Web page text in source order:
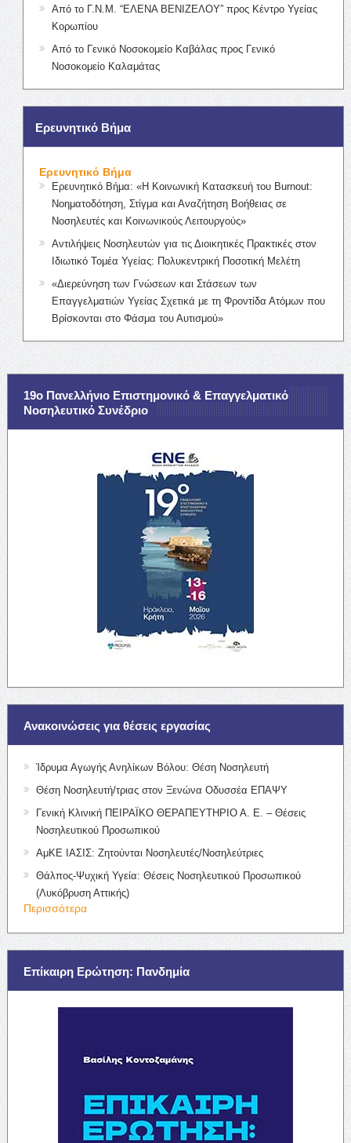
Από το Γ.Ν.Μ. “ΕΛΕΝΑ ΒΕΝΙΖΕΛΟΥ” προς Κέντρο Υγείας
Κορωπίου
Από το Γενικό Νοσοκομείο Καβάλας προς Γενικό
Νοσοκομείο Καλαμάτας
Ερευνητικό Βήμα
Ερευνητικό Βήμα
Ερευνητικό Βήμα: «Η Κοινωνική Κατασκευή του Burnout:
Νοηματοδότηση, Στίγμα και Αναζήτηση Βοήθειας σε
Νοσηλευτές και Κοινωνικούς Λειτουργούς»
Αντιλήψεις Νοσηλευτών για τις Διοικητικές Πρακτικές στον
Ιδιωτικό Τομέα Υγείας: Πολυκεντρική Ποσοτική Μελέτη
«Διερεύνηση των Γνώσεων και Στάσεων των
Επαγγελματιών Υγείας Σχετικά με τη Φροντίδα Ατόμων που
Βρίσκονται στο Φάσμα του Αυτισμού»
19ο Πανελλήνιο Επιστημονικό & Επαγγελματικό
Νοσηλευτικό Συνέδριο
Ανακοινώσεις για θέσεις εργασίας
Ίδρυμα Αγωγής Ανηλίκων Βόλου: Θέση Νοσηλευτή
Θέση Νοσηλευτή/τριας στον Ξενώνα Οδυσσέα ΕΠΑΨΥ
Γενική Κλινική ΠΕΙΡΑΪΚΟ ΘΕΡΑΠΕΥΤΗΡΙΟ Α. Ε. – Θέσεις
Νοσηλευτικού Προσωπικού
ΑμΚΕ ΙΑΣΙΣ: Ζητούνται Νοσηλευτές/Νοσηλεύτριες
Θάλπος-Ψυχική Υγεία: Θέσεις Νοσηλευτικού Προσωπικού
(Λυκόβρυση Αττικής)
Περισσότερα
Επίκαιρη Ερώτηση: Πανδημία